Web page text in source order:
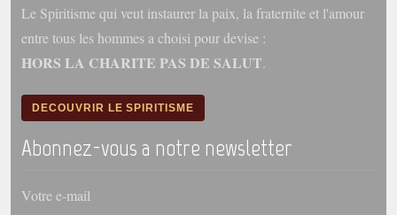
Diaporamas
Powerpoints
Enseignement
L'Agora
Posez-nous des questions
Le Spiritisme qui veut instaurer la paix, la fraternite et l'amour
entre tous les hommes a choisi pour devise :
HORS LA CHARITE PAS DE SALUT.
DECOUVRIR LE SPIRITISME
Abonnez-vous a notre newsletter
Votre e-mail